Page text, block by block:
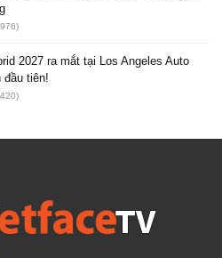
2027 ra mắt tại Los Angeles Auto
đầu tiên!